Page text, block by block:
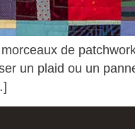
de
un plaid ou un